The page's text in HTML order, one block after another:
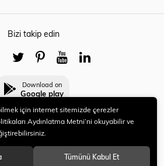
Bizi takip edin
Download on
Google play
Tüm hakları saklıdır.
için internet sitemizde çerezler
Aydınlatma Metni’ni okuyabilir ve
Tümünü Kabul Et